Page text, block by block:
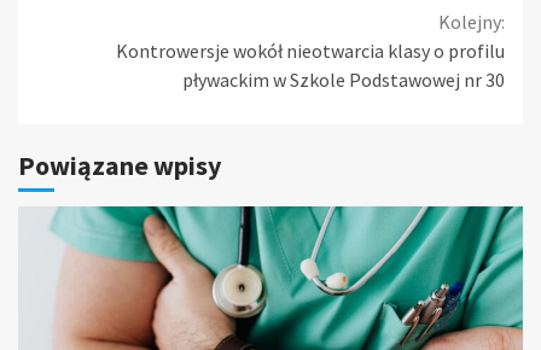
Kolejny:
Kontrowersje wokół nieotwarcia klasy o profilu
pływackim w Szkole Podstawowej nr 30
Powiązane wpisy